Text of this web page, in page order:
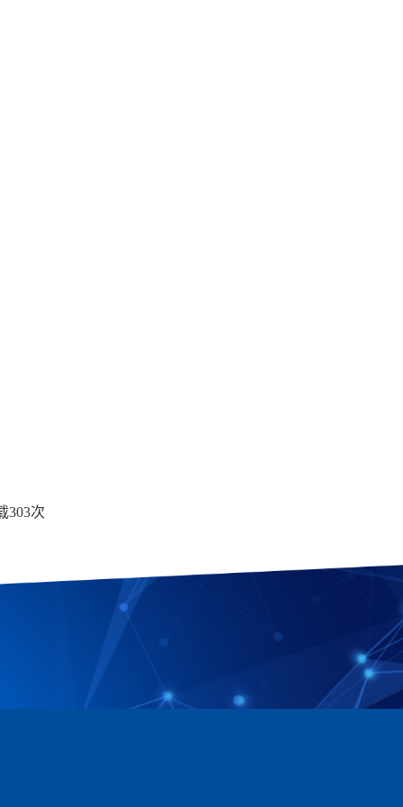
303次